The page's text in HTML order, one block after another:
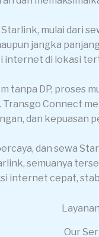
mulai dari
jangka
internet di lokasi
DP, proses
Connect
dan kepuasan
dan sewa
semuanya
internet cepat,
Our